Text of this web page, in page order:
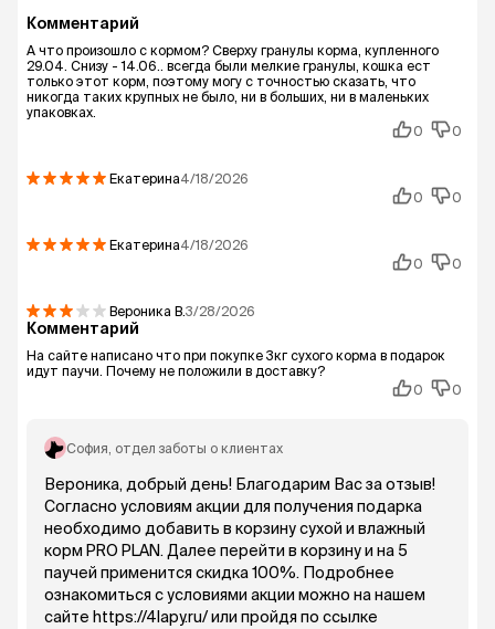
Комментарий
А что произошло с кормом? Сверху гранулы корма, купленного
29.04. Снизу - 14.06.. всегда были мелкие гранулы, кошка ест
только этот корм, поэтому могу с точностью сказать, что
никогда таких крупных не было, ни в больших, ни в маленьких
упаковках.
0
0
Екатерина4/18/2026
0
0
Екатерина4/18/2026
0
0
Вероника В. 3/28/2026
Комментарий
На сайте написано что при покупке 3кг сухого корма в подарок
идут паучи. Почему не положили в доставку?
0
0
София , отдел заботы о клиентах
Вероника, добрый день! Благодарим Вас за отзыв!
Согласно условиям акции для получения подарка
необходимо добавить в корзину сухой и влажный
корм PRO PLAN. Далее перейти в корзину и на 5
паучей применится скидка 100%. Подробнее
ознакомиться с условиями акции можно на нашем
сайте https://4lapy.ru/ или пройдя по ссылке